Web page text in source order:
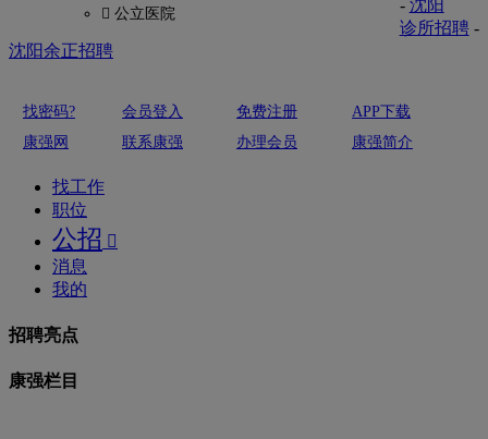
 公立医院
- 沈阳
诊所招聘-
沈阳余正招聘
找密码? 会员登入 免费注册
APP下载
康强网
联系康强 办理会员 康强简介
找工作
职位
公招 
消息
我的
招聘亮点
康强栏目